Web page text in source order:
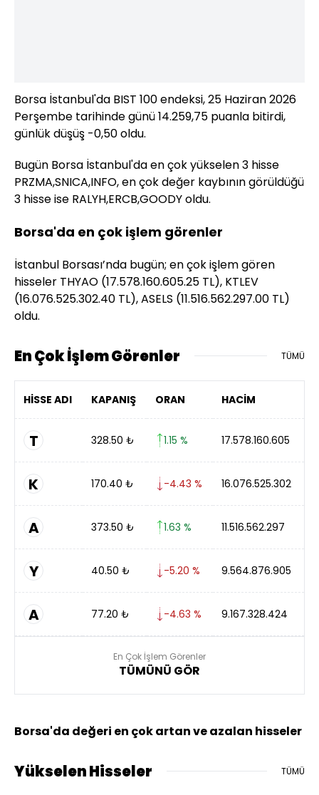
Borsa İstanbul'da BIST 100 endeksi, 25 Haziran 2026
Perşembe tarihinde günü 14.259,75 puanla bitirdi,
günlük düşüş -0,50 oldu.
Bugün Borsa İstanbul'da en çok yükselen 3 hisse
PRZMA,SNICA,INFO, en çok değer kaybının görüldüğü
3 hisse ise RALYH,ERCB,GOODY oldu.
Borsa'da en çok işlem görenler
İstanbul Borsası’nda bugün; en çok işlem gören
hisseler THYAO (17.578.160.605.25 TL), KTLEV
(16.076.525.302.40 TL), ASELS (11.516.562.297.00 TL)
oldu.
En Çok İşlem Görenler TÜMÜ
HİSSE ADI KAPANIŞ ORAN HACİM
T 328.50 ₺ 1.15 % 17.578.160.605
K 170.40 ₺ -4.43 % 16.076.525.302
A 373.50 ₺ 1.63 % 11.516.562.297
Y 40.50 ₺ -5.20 % 9.564.876.905
A 77.20 ₺ -4.63 % 9.167.328.424
En Çok İşlem Görenler
TÜMÜNÜ GÖR
Borsa'da değeri en çok artan ve azalan hisseler
Yükselen Hisseler TÜMÜ